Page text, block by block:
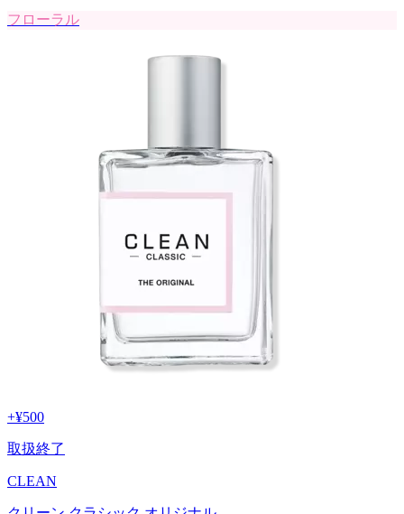
フローラル
+¥500
取扱終了
CLEAN